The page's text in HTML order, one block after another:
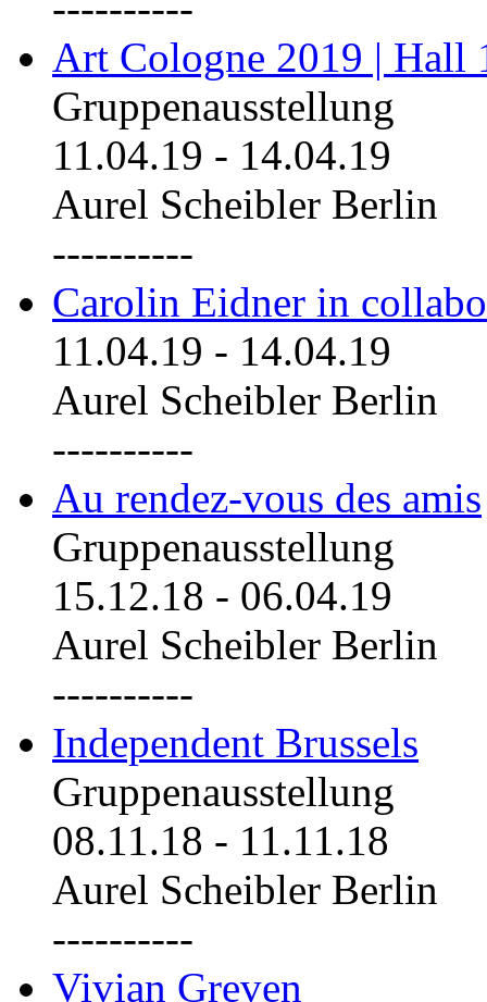
Art Cologne 2019 | Hall
Gruppenausstellung
11.04.19 - 14.04.19
Aurel Scheibler Berlin
----------
Carolin Eidner in
11.04.19 - 14.04.19
Aurel Scheibler Berlin
----------
Au rendez-vous des amis
Gruppenausstellung
15.12.18 - 06.04.19
Aurel Scheibler Berlin
----------
Independent Brussels
Gruppenausstellung
08.11.18 - 11.11.18
Aurel Scheibler Berlin
----------
Vivian Greven